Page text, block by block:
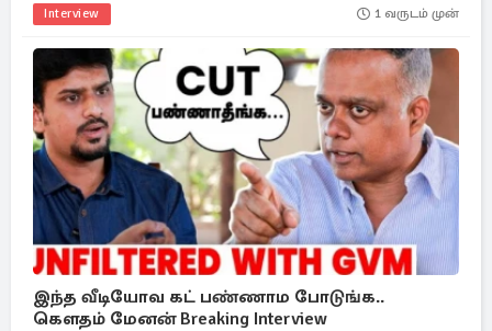
Interview 1 வருடம் முன்
இந்த வீடியோவ கட் பண்ணாம போடுங்க..
கௌதம் மேனன் Breaking Interview